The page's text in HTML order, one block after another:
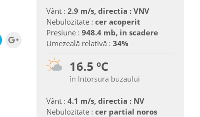
Vânt : 2.9 m/s, directia : VNV
Nebulozitate : cer acoperit
Presiune : 948.4 mb, in scadere
Umezeală relativă : 34%
16.5 ºC
în Intorsura buzaului
Vânt : 4.1 m/s, directia : NV
Nebulozitate : cer partial noros